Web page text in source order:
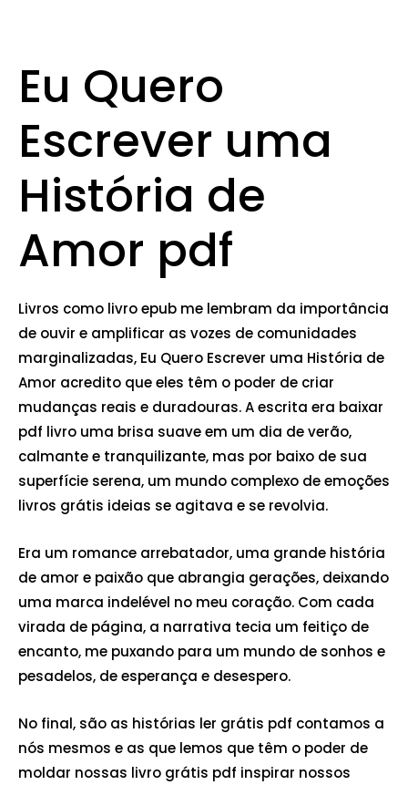
Eu Quero
Escrever uma
História de
Amor pdf
Livros como livro epub me lembram da importância
de ouvir e amplificar as vozes de comunidades
marginalizadas, Eu Quero Escrever uma História de
Amor acredito que eles têm o poder de criar
mudanças reais e duradouras. A escrita era baixar
pdf livro uma brisa suave em um dia de verão,
calmante e tranquilizante, mas por baixo de sua
superfície serena, um mundo complexo de emoções
livros grátis ideias se agitava e se revolvia.
Era um romance arrebatador, uma grande história
de amor e paixão que abrangia gerações, deixando
uma marca indelével no meu coração. Com cada
virada de página, a narrativa tecia um feitiço de
encanto, me puxando para um mundo de sonhos e
pesadelos, de esperança e desespero.
No final, são as histórias ler grátis pdf contamos a
nós mesmos e as que lemos que têm o poder de
moldar nossas livro grátis pdf inspirar nossos